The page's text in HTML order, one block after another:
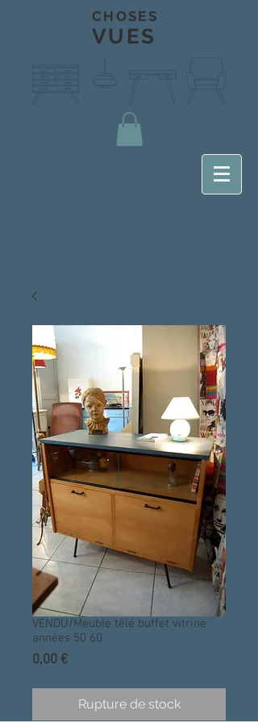
CHOSES
VUES
VENDU/Meuble télé buffet vitrine
années 50 60
0,00 €Prix
Rupture de stock